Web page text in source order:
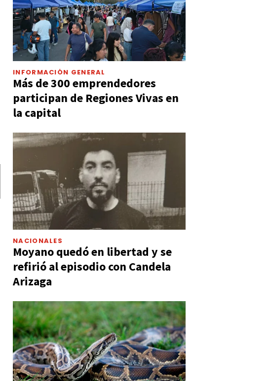
INFORMACIÓN GENERAL
Más de 300 emprendedores
participan de Regiones Vivas en
la capital
NACIONALES
Moyano quedó en libertad y se
refirió al episodio con Candela
Arizaga